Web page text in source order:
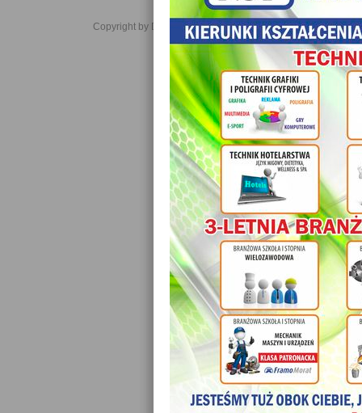
Copyright by Daniel JabĹoĹski 2006-2021. All rights